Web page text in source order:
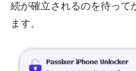
続が確立されるのを待って
ます。